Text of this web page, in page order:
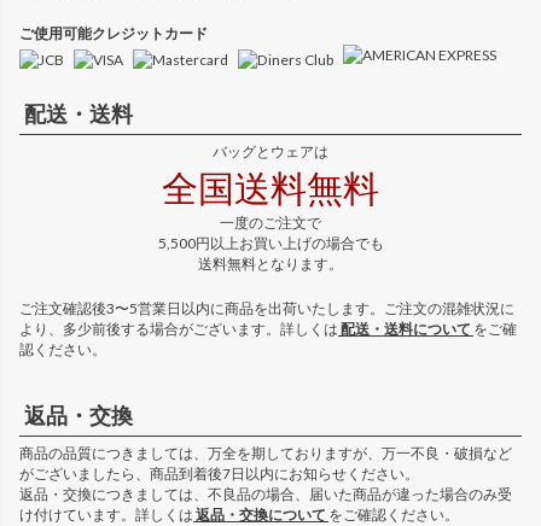
ご使用可能クレジットカード
配送・送料
バッグとウェアは
全国送料無料
一度のご注文で
5,500円以上お買い上げの場合でも
送料無料となります。
ご注文確認後3〜5営業日以内に商品を出荷いたします。ご注文の混雑状況に
より、多少前後する場合がございます。詳しくは 配送・送料について をご確
認ください。
返品・交換
商品の品質につきましては、万全を期しておりますが、万一不良・破損など
がございましたら、商品到着後7日以内にお知らせください。
返品・交換につきましては、不良品の場合、届いた商品が違った場合のみ受
け付けています。詳しくは 返品・交換について をご確認ください。